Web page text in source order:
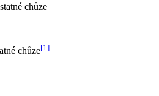
chůze
chůze[1 ]